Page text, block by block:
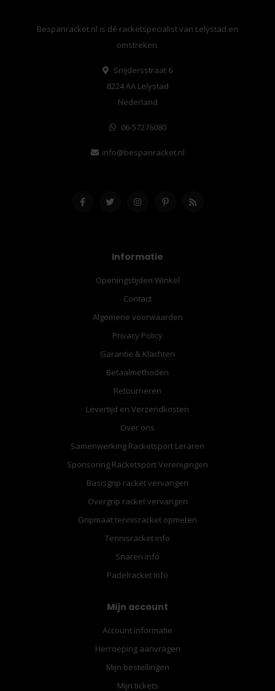
Bespanracket.nl is dé racketspecialist van Lelystad en
omstreken.
Snijdersstraat 6
8224 AA Lelystad
Nederland
06-57276080
info@bespanracket.nl
Informatie
Openingstijden Winkel
Contact
Algemene voorwaarden
Privacy Policy
Garantie & Klachten
Betaalmethoden
Retourneren
Levertijd en Verzendkosten
Over ons
Samenwerking Racketsport Leraren
Sponsoring Racketsport Verenigingen
Basisgrip racket vervangen
Overgrip racket vervangen
Gripmaat tennisracket opmeten
Tennisracket info
Snaren info
Padelracket Info
Mijn account
Account informatie
Herroeping aanvragen
Mijn bestellingen
Mijn tickets